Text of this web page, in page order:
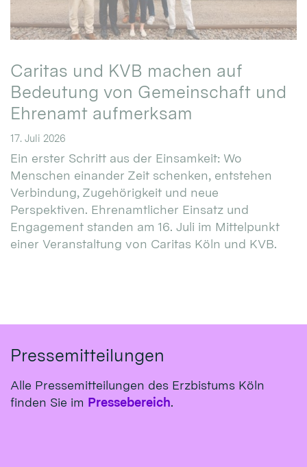
Caritas und KVB machen auf
Bedeutung von Gemeinschaft und
Ehrenamt aufmerksam
17. Juli 2026
Ein erster Schritt aus der Einsamkeit: Wo
Menschen einander Zeit schenken, entstehen
Verbindung, Zugehörigkeit und neue
Perspektiven. Ehrenamtlicher Einsatz und
Engagement standen am 16. Juli im Mittelpunkt
einer Veranstaltung von Caritas Köln und KVB.
Pressemitteilungen
Alle Pressemitteilungen des Erzbistums Köln
finden Sie im Pressebereich.